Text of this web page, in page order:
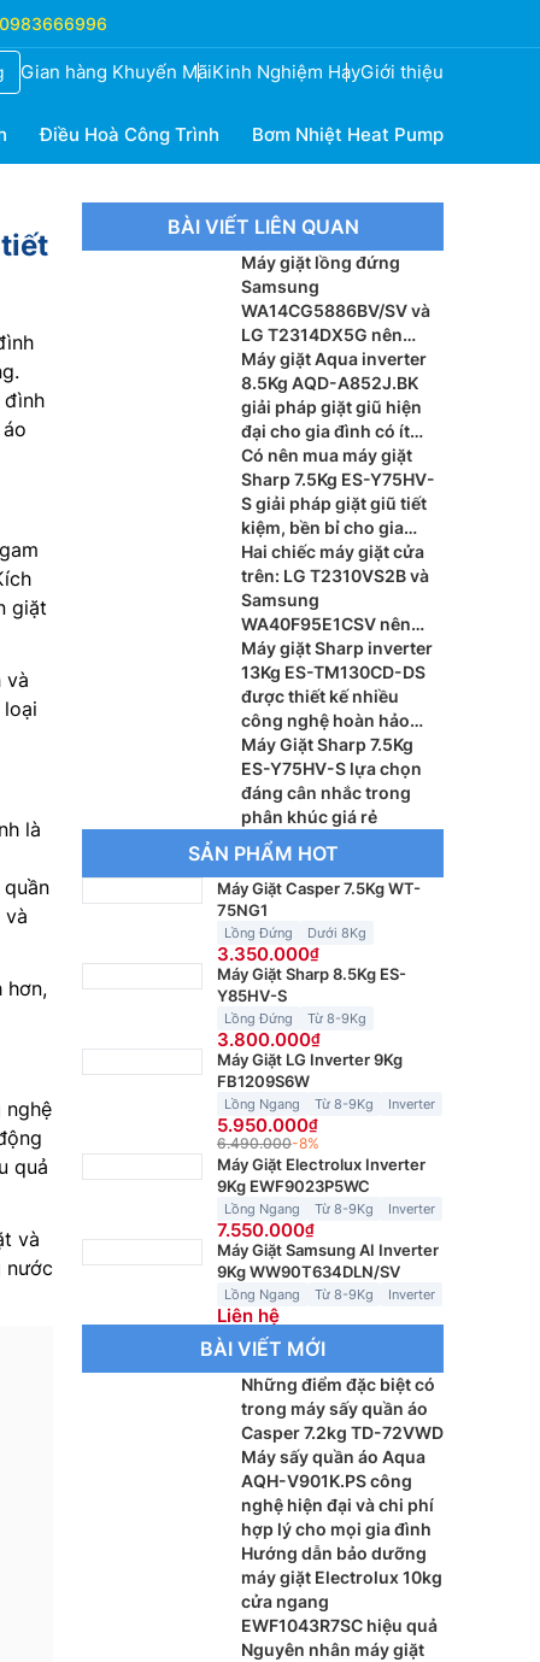
0983666996
Gian hàng Khuyến MãiKinh Nghiệm HayGiới thiệu
Điều Hoà Công Trình Bơm Nhiệt Heat Pump
đình
giặt
và
là
và
hơn,
nghệ
quả
và
nước
BÀI VIẾT LIÊN QUAN
Máy giặt lồng đứng
Samsung
WA14CG5886BV/SV và
LG T2314DX5G nên
chọn hãng nào?
Máy giặt Aqua inverter
8.5Kg AQD-A852J.BK
giải pháp giặt giũ hiện
đại cho gia đình có ít
thành viên 3 – 5 người
Có nên mua máy giặt
Sharp 7.5Kg ES-Y75HV-
S giải pháp giặt giũ tiết
kiệm, bền bỉ cho gia
đình nhỏ ít người
Hai chiếc máy giặt cửa
trên: LG T2310VS2B và
Samsung
WA40F95E1CSV nên
dùng loại nào
Máy giặt Sharp inverter
13Kg ES-TM130CD-DS
được thiết kế nhiều
công nghệ hoàn hảo
cho gia đình đông người
Máy Giặt Sharp 7.5Kg
ES-Y75HV-S lựa chọn
đáng cân nhắc trong
phân khúc giá rẻ
SẢN PHẨM HOT
Máy Giặt Casper 7.5Kg WT-
75NG1
Lồng Đứng Dưới 8Kg
3.350.000
Máy Giặt Sharp 8.5Kg ES-
Y85HV-S
Lồng Đứng Từ 8-9Kg
3.800.000
Máy Giặt LG Inverter 9Kg
FB1209S6W
Lồng Ngang Từ 8-9Kg Inverter
5.950.000
6.490.000-8%
Máy Giặt Electrolux Inverter
9Kg EWF9023P5WC
Lồng Ngang Từ 8-9Kg Inverter
7.550.000
Máy Giặt Samsung AI Inverter
9Kg WW90T634DLN/SV
Lồng Ngang Từ 8-9Kg Inverter
Liên hệ
BÀI VIẾT MỚI
Những điểm đặc biệt có
trong máy sấy quần áo
Casper 7.2kg TD-72VWD
Máy sấy quần áo Aqua
AQH-V901K.PS công
nghệ hiện đại và chi phí
hợp lý cho mọi gia đình
Hướng dẫn bảo dưỡng
máy giặt Electrolux 10kg
cửa ngang
EWF1043R7SC hiệu quả
Nguyên nhân máy giặt